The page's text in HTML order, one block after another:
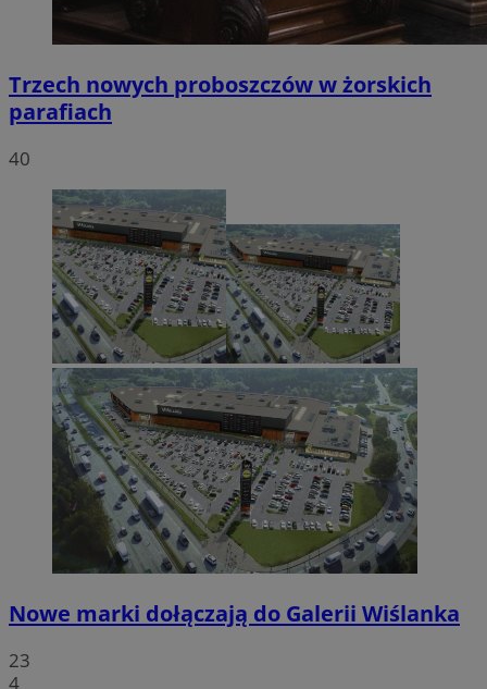
Trzech nowych proboszczów w żorskich
parafiach
40
Nowe marki dołączają do Galerii Wiślanka
23
4